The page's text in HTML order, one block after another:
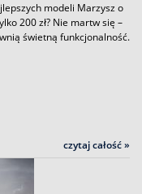
modeli Marzysz o
200 zł? Nie martw się –
świetną funkcjonalność.
czytaj całość »